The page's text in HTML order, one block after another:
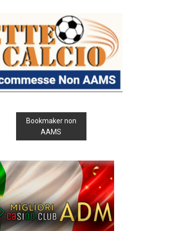
Bookmaker non
AAMS